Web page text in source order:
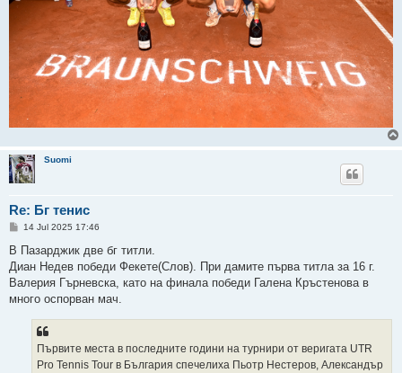
Suomi
Re: Бг тенис
P
s
14 Jul 2025 17:46
В Пазарджик две бг титли.
Диан Недев победи Фекете(Слов). При дамите първа титла за 16 г.
Валерия Гърневска, като на финала победи Галена Кръстенова в
много оспорван мач.
Първите места в последните години на турнири от веригата UTR
Pro Tennis Tour в България спечелиха Пьотр Нестеров, Александър